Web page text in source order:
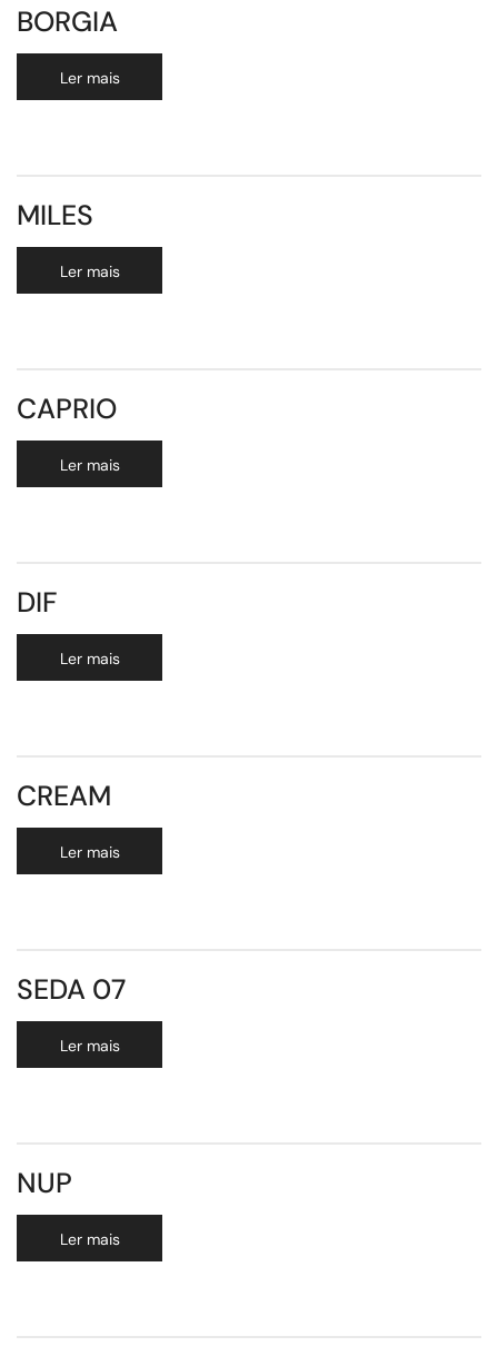
BORGIA
Ler mais
MILES
Ler mais
CAPRIO
Ler mais
DIF
Ler mais
CREAM
Ler mais
SEDA 07
Ler mais
NUP
Ler mais